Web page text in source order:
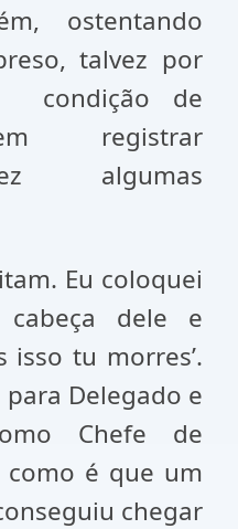
ostentando
talvez por
condição de
registrar
algumas
Eu coloquei
dele e
isso tu morres’.
Delegado e
Chefe de
como é que um
chegar